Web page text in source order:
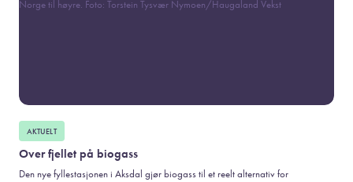
AKTUELT
Over fjellet på biogass
Den nye fyllestasjonen i Aksdal gjør biogass til et reelt alternativ for